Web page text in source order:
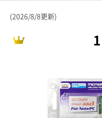
(2026/8/8更新)
1